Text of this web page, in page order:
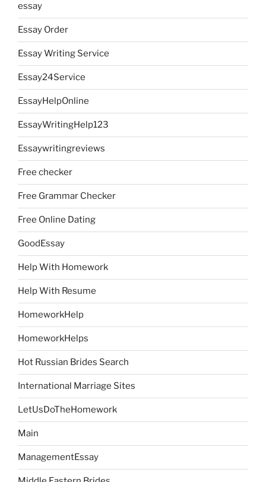
essay
Essay Order
Essay Writing Service
Essay24Service
EssayHelpOnline
EssayWritingHelp123
Essaywritingreviews
Free checker
Free Grammar Checker
Free Online Dating
GoodEssay
Help With Homework
Help With Resume
HomeworkHelp
HomeworkHelps
Hot Russian Brides Search
International Marriage Sites
LetUsDoTheHomework
Main
ManagementEssay